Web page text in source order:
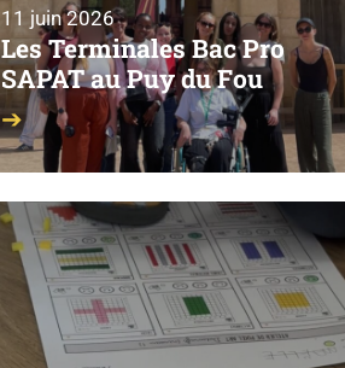
11 juin 2026
Les Terminales Bac Pro
SAPAT au Puy du Fou